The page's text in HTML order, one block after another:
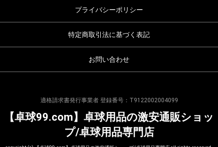
プライバシーポリシー
特定商取引法に基づく表記
お問い合わせ
適格請求書発行事業者 登録番号：T9122002004099
【卓球99.com】卓球用品の激安通販ショッ
プ/卓球用品専門店